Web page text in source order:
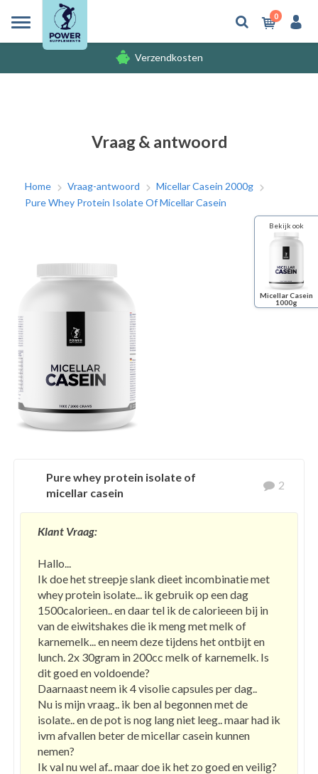
0
Verzendkosten
Gratis cadeaus
Vraag & antwoord
Home Vraag-antwoord
Micellar Casein 2000g
Pure Whey Protein Isolate Of Micellar Casein
Pure whey protein isolate of
micellar casein
2
Klant Vraag:
Hallo...
Ik doe het streepje slank dieet incombinatie met
whey protein isolate... ik gebruik op een dag
1500calorieen.. en daar tel ik de calorieeen bij in
van de eiwitshakes die ik meng met melk of
karnemelk... en neem deze tijdens het ontbijt en
lunch. 2x 30gram in 200cc melk of karnemelk. Is
dit goed en voldoende?
Daarnaast neem ik 4 visolie capsules per dag..
Nu is mijn vraag.. ik ben al begonnen met de
isolate.. en de pot is nog lang niet leeg.. maar had ik
ivm afvallen beter de micellar casein kunnen
nemen?
Ik val nu wel af.. maar doe ik het zo goed en veilig?
Bekijk ook
Micellar Casein
1000g